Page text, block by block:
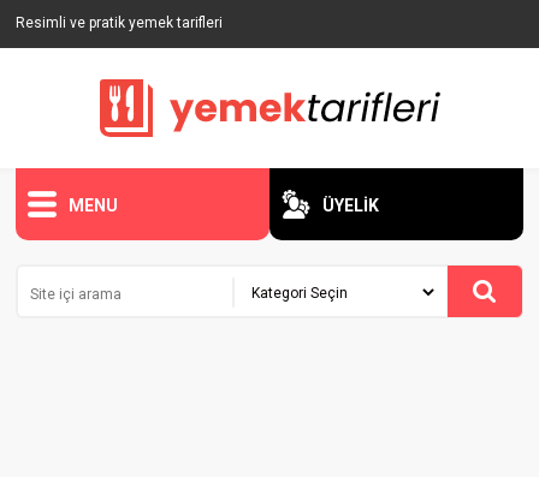
Resimli ve pratik yemek tarifleri
MENU ÜYELİK